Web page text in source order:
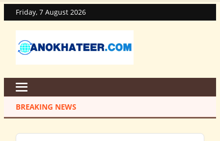
Friday, 7 August 2026
BREAKING NEWS